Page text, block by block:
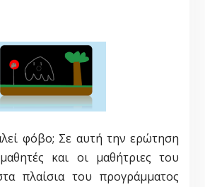
φόβο; Σε αυτή την ερώτηση
και οι μαθήτριες του
πλαίσια του προγράμματος